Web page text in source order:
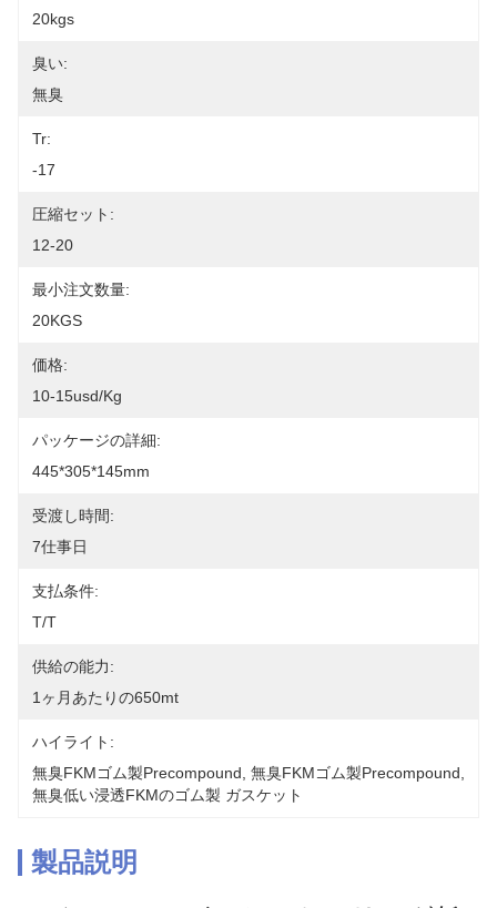
20kgs
臭い:
無臭
Tr:
-17
圧縮セット:
12-20
最小注文数量:
20KGS
価格:
10-15usd/kg
パッケージの詳細:
445*305*145mm
受渡し時間:
7仕事日
支払条件:
T/T
供給の能力:
1ヶ月あたりの650mt
ハイライト:
無臭FKMゴム製Precompound 無臭FKMゴム製Precompound
無臭低い浸透FKMのゴム製 ガスケット
製品説明